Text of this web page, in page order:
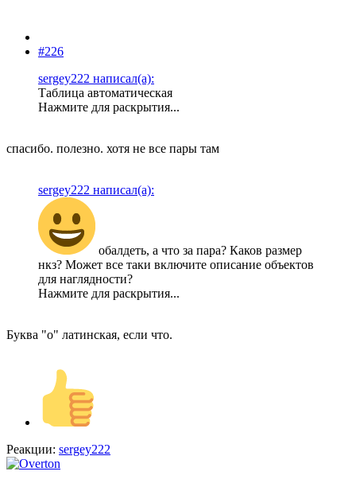
#226
sergey222 написал(а):
Таблица автоматическая
Нажмите для раскрытия...
спасибо. полезно. хотя не все пары там
sergey222 написал(а):
обалдеть, а что за пара? Каков размер
нкз? Может все таки включите описание объектов
для наглядности?
Нажмите для раскрытия...
Буква "o" латинская, если что.
Реакции: sergey222